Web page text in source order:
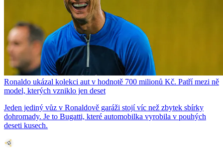
Ronaldo ukázal kolekci aut v hodnotě 700 milionů Kč. Patří mezi ně
model, kterých vzniklo jen deset
Jeden jediný vůz v Ronaldově garáži stojí víc než zbytek sbírky
dohromady. Je to Bugatti, které automobilka vyrobila v pouhých
deseti kusech.